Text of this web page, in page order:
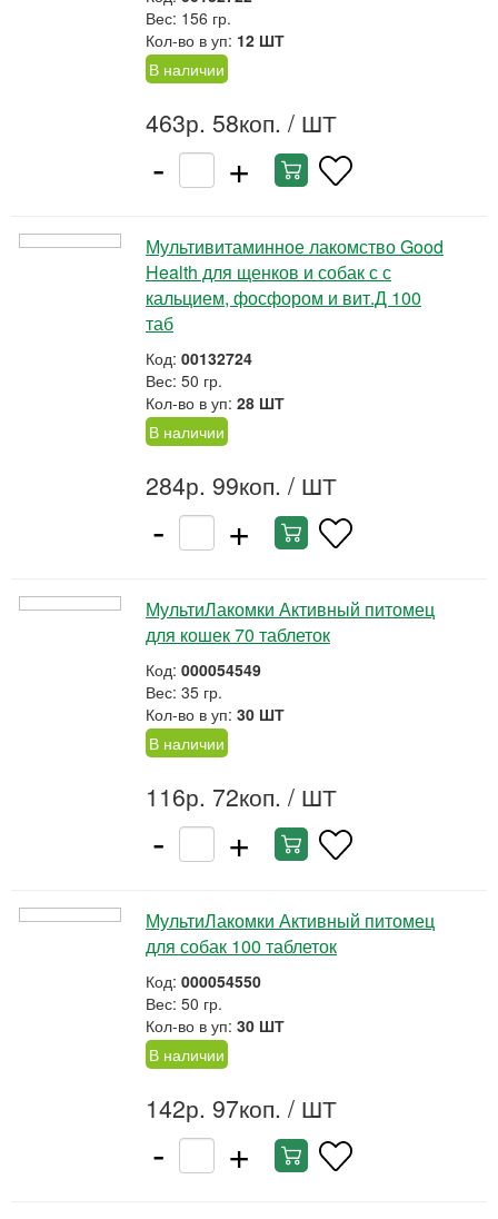
Вес: 156 гр.
Кол-во в уп: 12 ШТ
В наличии
463р. 58коп. / ШТ
- +
Мультивитаминное лакомство Good
Health для щенков и собак с с
кальцием, фосфором и вит.Д 100
таб
Код: 00132724
Вес: 50 гр.
Кол-во в уп: 28 ШТ
В наличии
284р. 99коп. / ШТ
- +
МультиЛакомки Активный питомец
для кошек 70 таблеток
Код: 000054549
Вес: 35 гр.
Кол-во в уп: 30 ШТ
В наличии
116р. 72коп. / ШТ
- +
МультиЛакомки Активный питомец
для собак 100 таблеток
Код: 000054550
Вес: 50 гр.
Кол-во в уп: 30 ШТ
В наличии
142р. 97коп. / ШТ
- +